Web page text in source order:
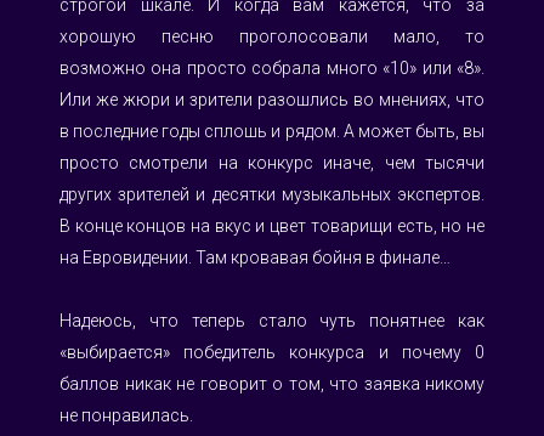
строгой шкале. И когда вам кажется, что за
хорошую песню проголосовали мало, то
возможно она просто собрала много «10» или «8».
Или же жюри и зрители разошлись во мнениях, что
в последние годы сплошь и рядом. А может быть, вы
просто смотрели на конкурс иначе, чем тысячи
других зрителей и десятки музыкальных экспертов.
В конце концов на вкус и цвет товарищи есть, но не
на Евровидении. Там кровавая бойня в финале…
Надеюсь, что теперь стало чуть понятнее как
«выбирается» победитель конкурса и почему 0
баллов никак не говорит о том, что заявка никому
не понравилась.